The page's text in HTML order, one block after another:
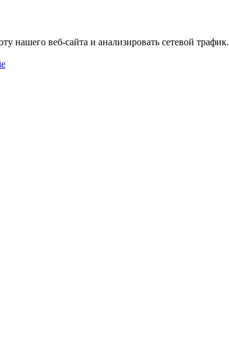
нашего веб-сайта и анализировать сетевой трафик.